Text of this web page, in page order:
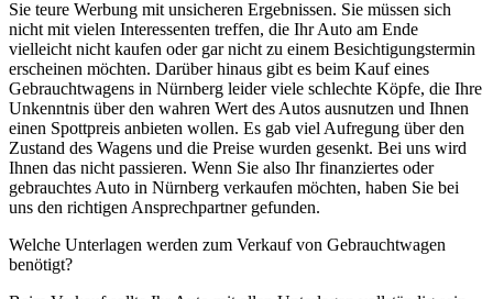
Sie teure Werbung mit unsicheren Ergebnissen. Sie müssen sich
nicht mit vielen Interessenten treffen, die Ihr Auto am Ende
vielleicht nicht kaufen oder gar nicht zu einem Besichtigungstermin
erscheinen möchten. Darüber hinaus gibt es beim Kauf eines
Gebrauchtwagens in Nürnberg leider viele schlechte Köpfe, die Ihre
Unkenntnis über den wahren Wert des Autos ausnutzen und Ihnen
einen Spottpreis anbieten wollen. Es gab viel Aufregung über den
Zustand des Wagens und die Preise wurden gesenkt. Bei uns wird
Ihnen das nicht passieren. Wenn Sie also Ihr finanziertes oder
gebrauchtes Auto in Nürnberg verkaufen möchten, haben Sie bei
uns den richtigen Ansprechpartner gefunden.
Welche Unterlagen werden zum Verkauf von Gebrauchtwagen
benötigt?